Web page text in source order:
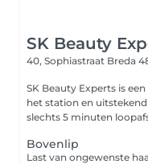
SK Beauty
40, Sophiastraat Breda
SK Beauty Experts is
het station en
slechts 5 minuten
Bovenlip